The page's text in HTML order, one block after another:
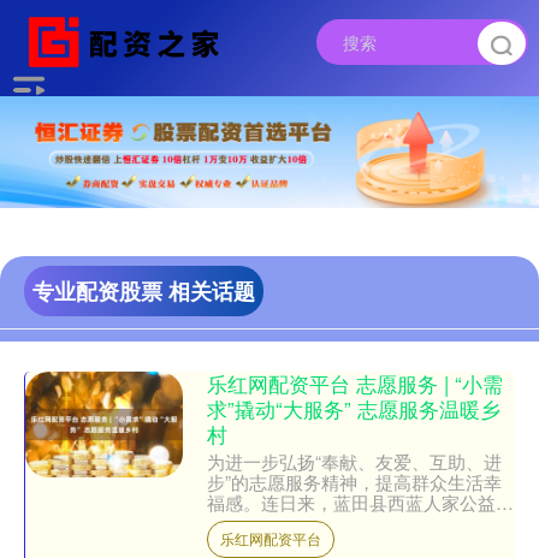
专业配资股票 相关话题
乐红网配资平台 志愿服务 | “小需
求”撬动“大服务” 志愿服务温暖乡
村
为进一步弘扬“奉献、友爱、互助、进
步”的志愿服务精神，提高群众生活幸
福感。连日来，蓝田县西蓝人家公益志
愿者服务队携手蓝田县曙光救援队，开
展了一系列内容丰富、形式....
乐红网配资平台